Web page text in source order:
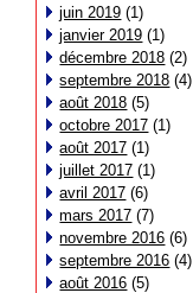
juin 2019 (1)
janvier 2019 (1)
décembre 2018 (2)
septembre 2018 (4)
août 2018 (5)
octobre 2017 (1)
août 2017 (1)
juillet 2017 (1)
avril 2017 (6)
mars 2017 (7)
novembre 2016 (6)
septembre 2016 (4)
août 2016 (5)